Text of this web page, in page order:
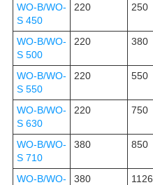
WO-B/WO-
S 450
220 250
WO-B/WO-
S 500
220 380
WO-B/WO-
S 550
220 550
WO-B/WO-
S 630
220 750
WO-B/WO-
S 710
380 850
WO-B/WO-
380 1126